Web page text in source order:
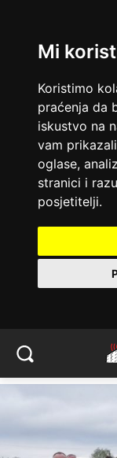
Mi
Koristimo
praćenja da
iskustvo na
vam
oglase,
stranici i
posjetitelji.